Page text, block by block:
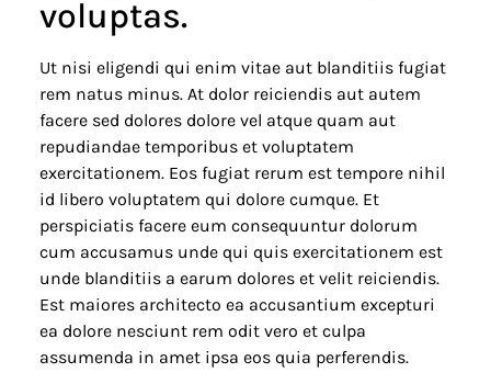
voluptas.
Ut nisi eligendi qui enim vitae aut blanditiis fugiat
rem natus minus. At dolor reiciendis aut autem
facere sed dolores dolore vel atque quam aut
repudiandae temporibus et voluptatem
exercitationem. Eos fugiat rerum est tempore nihil
id libero voluptatem qui dolore cumque. Et
perspiciatis facere eum consequuntur dolorum
cum accusamus unde qui quis exercitationem est
unde blanditiis a earum dolores et velit reiciendis.
Est maiores architecto ea accusantium excepturi
ea dolore nesciunt rem odit vero et culpa
assumenda in amet ipsa eos quia perferendis.